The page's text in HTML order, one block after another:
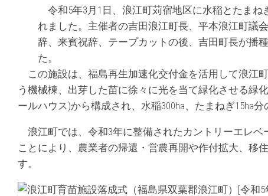
令和5年3月1日、浪江町苅宿地区に水稲とたま
れました。主催者の吉田浪江町長、平本浪江町議
辞、来賓祝辞、テープカットの後、吉田町長が播
た。
この施設は、福島再生加速化交付金を活用して浪江
う機械棟、出芽した苗に徐々に光を当て緑化させる緑
ールハウス)から構成され、水稲300ha、たまねぎ15ha分
浪江町では、令和3年に整備されたカントリーエレ
ことにより、農業者の帰還・営農再開や作付拡大、移
す。